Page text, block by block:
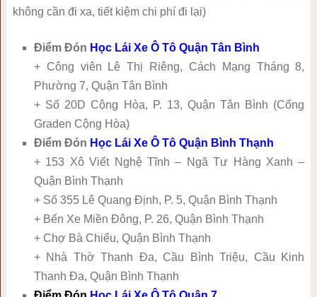
không cần đi xa, tiết kiệm chi phí đi lại)
Điểm Đón Học Lái Xe Ô Tô Quận Tân Bình
+ Công viên Lê Thị Riêng, Cách Mạng Tháng 8,
Phường 7, Quận Tân Bình
+ Số 20D Cộng Hòa, P. 13, Quận Tân Bình (Cổng
Graden Cộng Hòa)
Điểm Đón Học Lái Xe Ô Tô Quận Bình Thạnh
+ 153 Xô Viết Nghệ Tĩnh – Ngã Tư Hàng Xanh –
Quận Bình Thạnh
+ Số 355 Lê Quang Định, P. 5, Quận Bình Thạnh
+ Bến Xe Miền Đông, P. 26, Quận Bình Thạnh
+ Chợ Bà Chiểu, Quận Bình Thạnh
+ Nhà Thờ Thanh Đa, Cầu Bình Triệu, Cầu Kinh
Thanh Đa, Quận Bình Thạnh